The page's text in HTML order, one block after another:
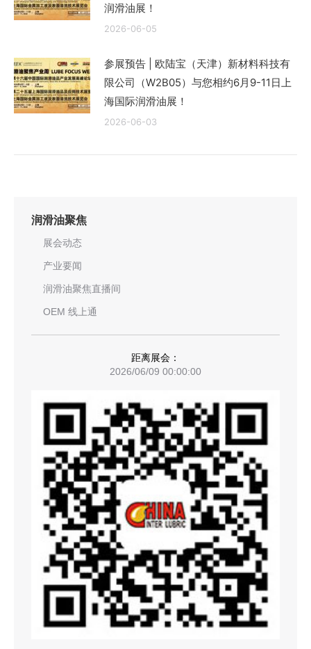
润滑油展！
2026-06-05
参展预告 | 欧陆宝（天津）新材料科技有
限公司（W2B05）与您相约6月9-11日上
海国际润滑油展！
2026-06-03
润滑油聚焦
展会动态
产业要闻
润滑油聚焦直播间
OEM 线上通
距离展会：
00